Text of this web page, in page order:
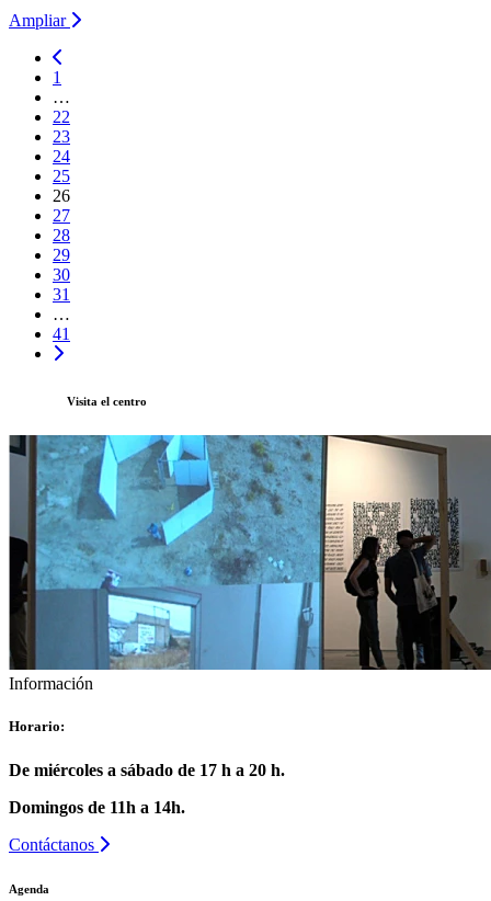
Ampliar
1
…
22
23
24
25
26
27
28
29
30
31
…
41
Visita el centro
Información
Horario:
De miércoles a sábado de 17 h a 20 h.
Domingos de 11h a 14h.
Contáctanos
Agenda